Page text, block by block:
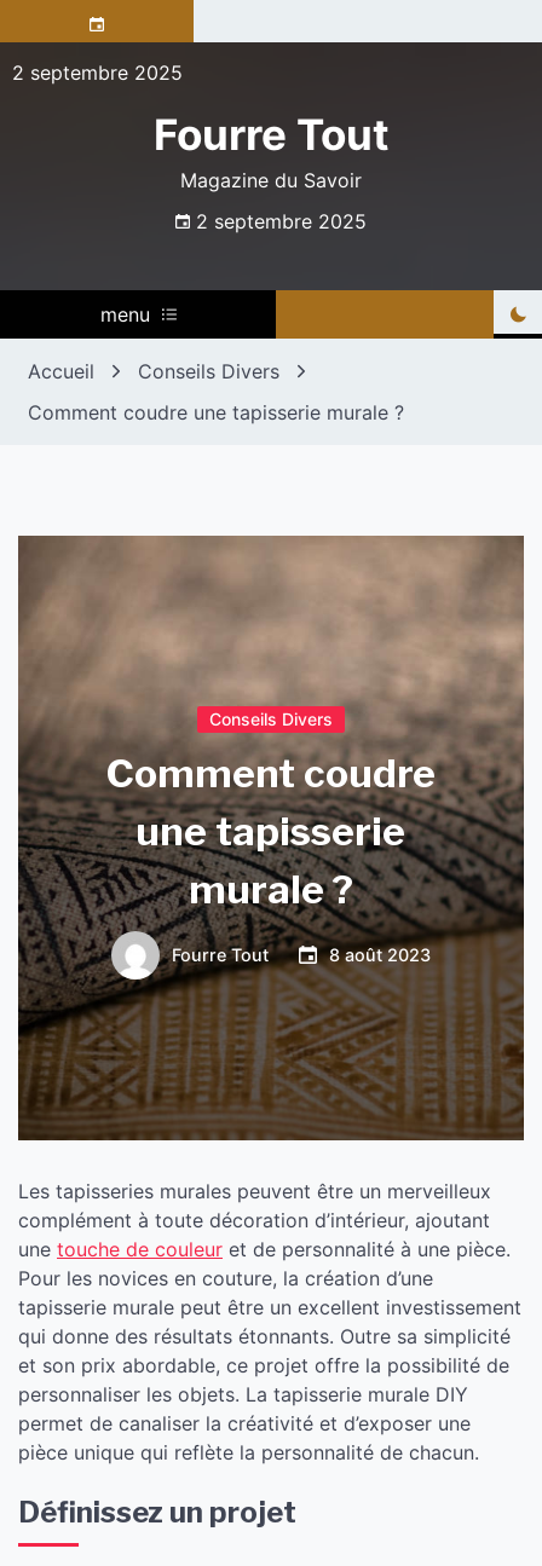
to
content
2 septembre 2025
Fourre Tout
Magazine du Savoir
2 septembre 2025
menu
Accueil
Conseils Divers
Comment coudre une tapisserie murale ?
Conseils Divers
Comment coudre
une tapisserie
murale ?
Fourre Tout 8 août 2023
Les tapisseries murales peuvent être un merveilleux
complément à toute décoration d’intérieur, ajoutant
une touche de couleur et de personnalité à une pièce.
Pour les novices en couture, la création d’une
tapisserie murale peut être un excellent investissement
qui donne des résultats étonnants. Outre sa simplicité
et son prix abordable, ce projet offre la possibilité de
personnaliser les objets. La tapisserie murale DIY
permet de canaliser la créativité et d’exposer une
pièce unique qui reflète la personnalité de chacun.
Définissez un projet